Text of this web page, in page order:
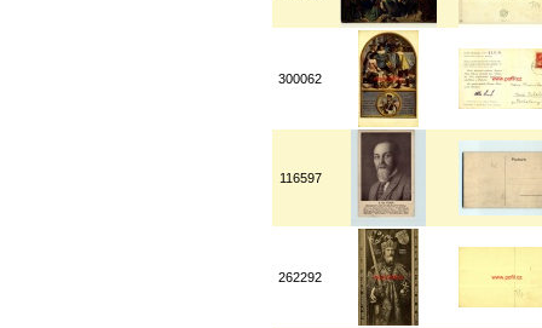
300062
116597
262292